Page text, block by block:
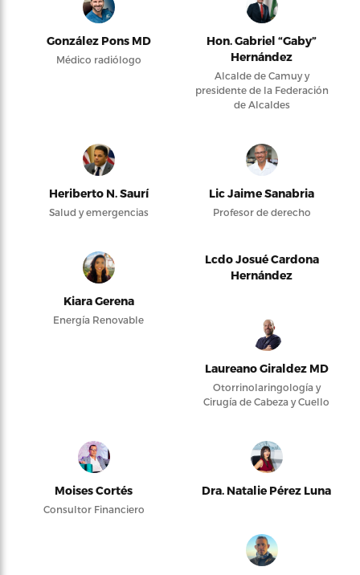
González Pons MD
Médico radiólogo
Hon. Gabriel “Gaby”
Hernández
Alcalde de Camuy y
presidente de la Federación
de Alcaldes
Heriberto N. Saurí
Salud y emergencias
Lic Jaime Sanabria
Profesor de derecho
Kiara Gerena
Energía Renovable
Lcdo Josué Cardona
Hernández
Laureano Giraldez MD
Otorrinolaringología y
Cirugía de Cabeza y Cuello
Moises Cortés
Consultor Financiero
Dra. Natalie Pérez Luna